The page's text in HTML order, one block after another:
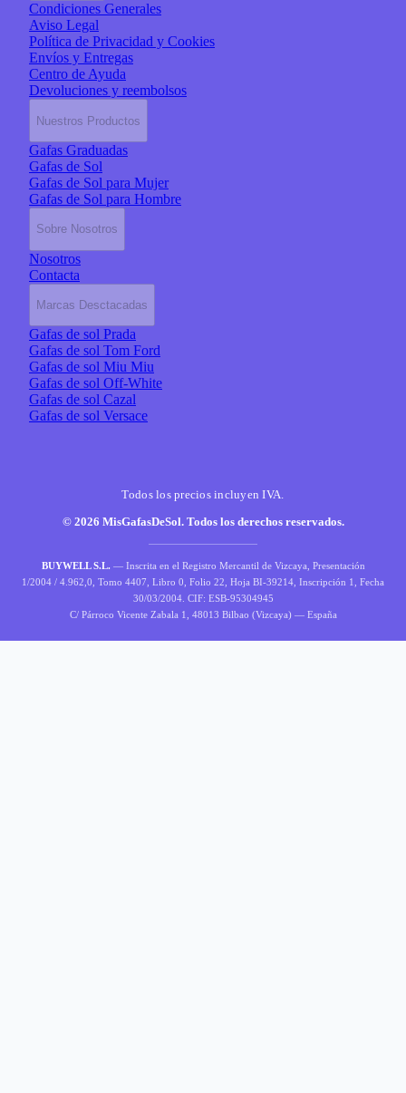
Condiciones Generales
Aviso Legal
Política de Privacidad y Cookies
Envíos y Entregas
Centro de Ayuda
Devoluciones y reembolsos
Nuestros Productos
Gafas Graduadas
Gafas de Sol
Gafas de Sol para Mujer
Gafas de Sol para Hombre
Sobre Nosotros
Nosotros
Contacta
Marcas Desctacadas
Gafas de sol Prada
Gafas de sol Tom Ford
Gafas de sol Miu Miu
Gafas de sol Off-White
Gafas de sol Cazal
Gafas de sol Versace
Todos los precios incluyen IVA.
© 2026 MisGafasDeSol. Todos los derechos reservados.
BUYWELL S.L. — Inscrita en el Registro Mercantil de Vizcaya, Presentación
1/2004 / 4.962,0, Tomo 4407, Libro 0, Folio 22, Hoja BI-39214, Inscripción 1, Fecha
30/03/2004. CIF: ESB-95304945
C/ Párroco Vicente Zabala 1, 48013 Bilbao (Vizcaya) — España